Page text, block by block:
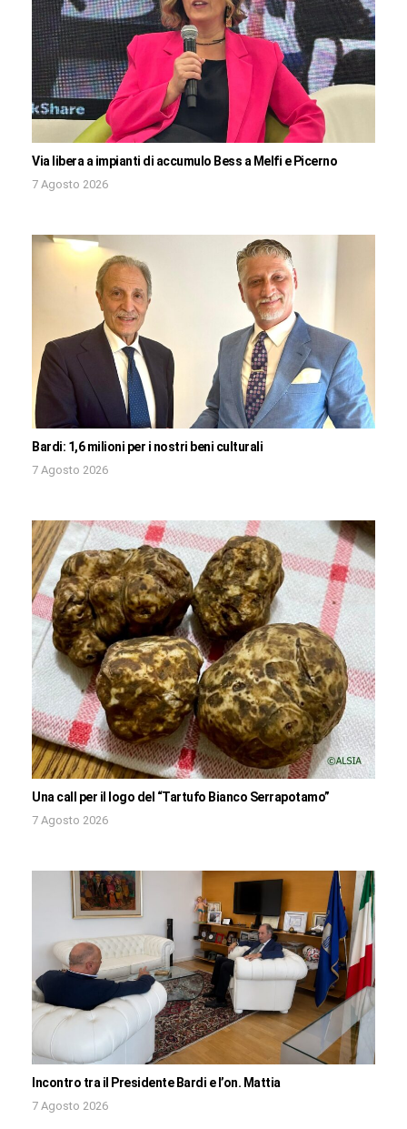
Via libera a impianti di accumulo Bess a Melfi e Picerno
7 Agosto 2026
Bardi: 1,6 milioni per i nostri beni culturali
7 Agosto 2026
Una call per il logo del “Tartufo Bianco Serrapotamo”
7 Agosto 2026
Incontro tra il Presidente Bardi e l’on. Mattia
7 Agosto 2026